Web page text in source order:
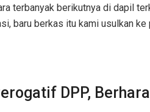
terbanyak berikutnya di dapil
baru berkas itu kami usulkan ke
DPP,